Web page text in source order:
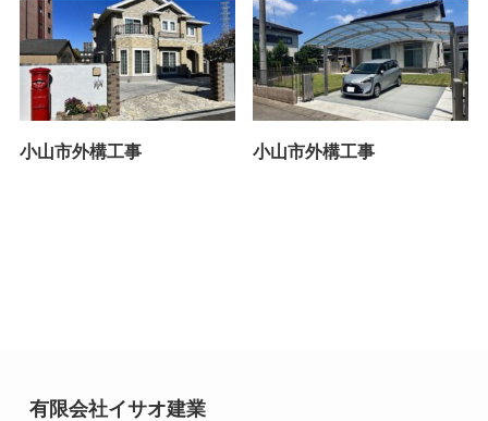
小山市外構工事 小山市外構工事
有限会社イサオ建業